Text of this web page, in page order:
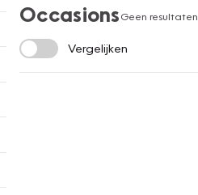
OccasionsGeen resultaten
Vergelijken